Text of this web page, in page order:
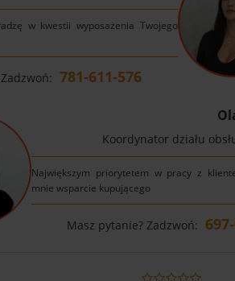
w kwestii wyposażenia Twojego
781-611-576
Koordynator działu
Największym priorytetem w pracy z
mnie wsparcie kupującego
Masz pytanie? Zadzwoń: